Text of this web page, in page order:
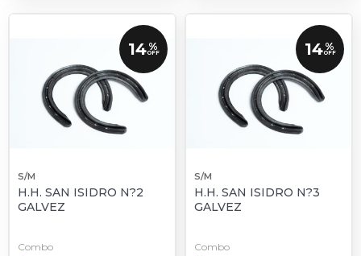
14 %
OFF
S/M
H.H. SAN ISIDRO N?2
GALVEZ
Combo
14 %
OFF
S/M
H.H. SAN ISIDRO N?3
GALVEZ
Combo